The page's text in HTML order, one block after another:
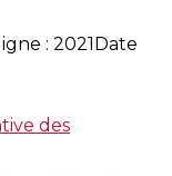
: 2021Date